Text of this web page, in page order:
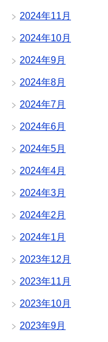
2024年11月
2024年10月
2024年9月
2024年8月
2024年7月
2024年6月
2024年5月
2024年4月
2024年3月
2024年2月
2024年1月
2023年12月
2023年11月
2023年10月
2023年9月